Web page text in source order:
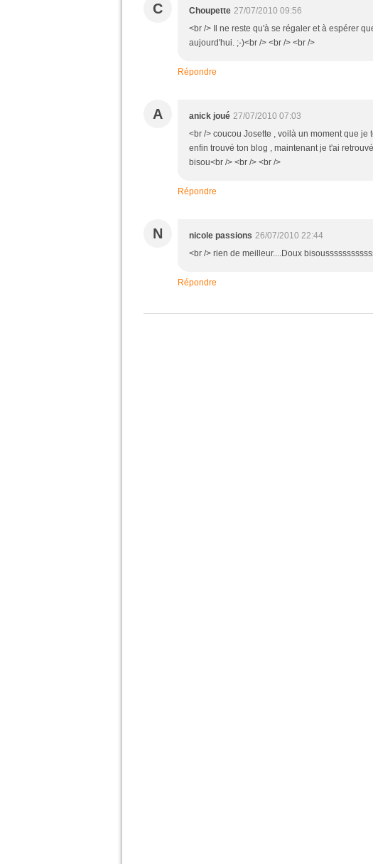
C Choupette 27/07/2010 09:56
<br /> Il ne reste qu'à se régaler et à espérer
aujourd'hui. ;-)<br /> <br /> <br />
Répondre
A anick joué 27/07/2010 07:03
<br /> coucou Josette , voilà un moment que
enfin trouvé ton blog , maintenant je t'ai
bisou<br /> <br /> <br />
Répondre
N nicole passions 26/07/2010 22:44
<br /> rien de meilleur....Doux
Répondre